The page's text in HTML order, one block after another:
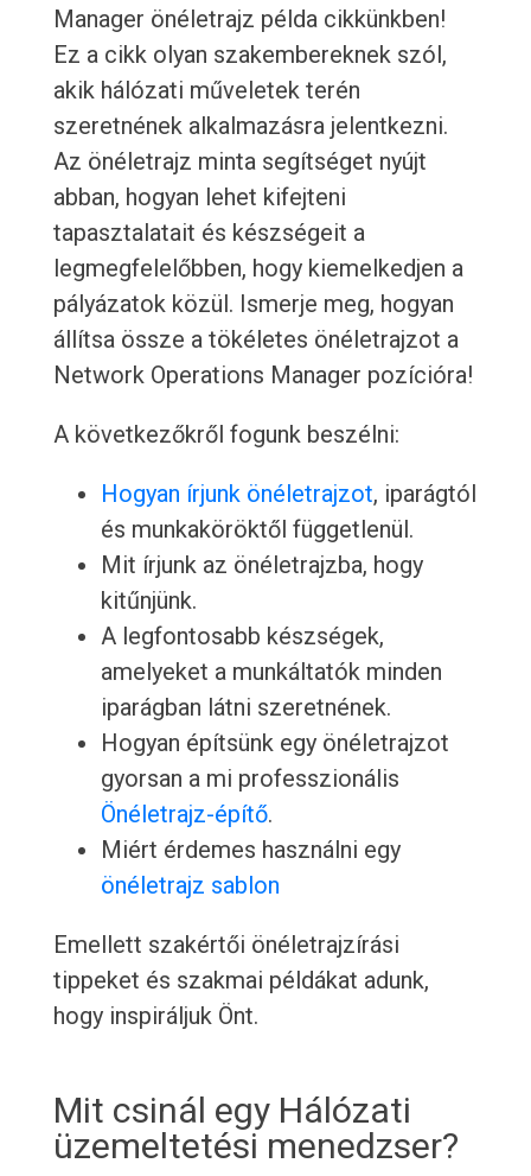
Manager önéletrajz példa cikkünkben!
Ez a cikk olyan szakembereknek szól,
akik hálózati műveletek terén
szeretnének alkalmazásra jelentkezni.
Az önéletrajz minta segítséget nyújt
abban, hogyan lehet kifejteni
tapasztalatait és készségeit a
legmegfelelőbben, hogy kiemelkedjen a
pályázatok közül. Ismerje meg, hogyan
állítsa össze a tökéletes önéletrajzot a
Network Operations Manager pozícióra!
A következőkről fogunk beszélni:
Hogyan írjunk önéletrajzot, iparágtól
és munkaköröktől függetlenül.
Mit írjunk az önéletrajzba, hogy
kitűnjünk.
A legfontosabb készségek,
amelyeket a munkáltatók minden
iparágban látni szeretnének.
Hogyan építsünk egy önéletrajzot
gyorsan a mi professzionális
Önéletrajz-építő.
Miért érdemes használni egy
önéletrajz sablon
Emellett szakértői önéletrajzírási
tippeket és szakmai példákat adunk,
hogy inspiráljuk Önt.
Mit csinál egy Hálózati
üzemeltetési menedzser?